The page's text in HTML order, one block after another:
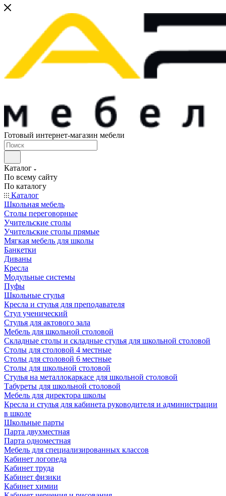
Готовый интернет-магазин мебели
Каталог
По всему сайту
По каталогу
Каталог
Школьная мебель
Столы переговорные
Учительские столы
Учительские столы прямые
Мягкая мебель для школы
Банкетки
Диваны
Кресла
Модульные системы
Пуфы
Школьные стулья
Кресла и стулья для преподавателя
Стул ученический
Стулья для актового зала
Мебель для школьной столовой
Складные столы и складные стулья для школьной столовой
Столы для столовой 4 местные
Столы для столовой 6 местные
Столы для школьной столовой
Стулья на металлокаркасе для школьной столовой
Табуреты для школьной столовой
Мебель для директора школы
Кресла и стулья для кабинета руководителя и администрации
в школе
Школьные парты
Парта двухместная
Парта одноместная
Мебель для специализированных классов
Кабинет логопеда
Кабинет труда
Кабинет физики
Кабинет химии